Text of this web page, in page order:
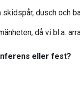
dusch och
då vi bl.a.
eller fest?